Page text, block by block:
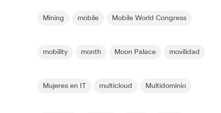
Mining mobile Mobile World Congress
mobility month Moon Palace movilidad
Mujeres en IT multicloud Multidominio